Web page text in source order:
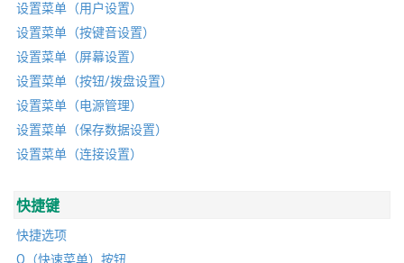
设置菜单（用户设置）
设置菜单（按键音设置）
设置菜单（屏幕设置）
设置菜单（按钮/拨盘设置）
设置菜单（电源管理）
设置菜单（保存数据设置）
设置菜单（连接设置）
快捷键
快捷选项
Q（快速菜单）按钮